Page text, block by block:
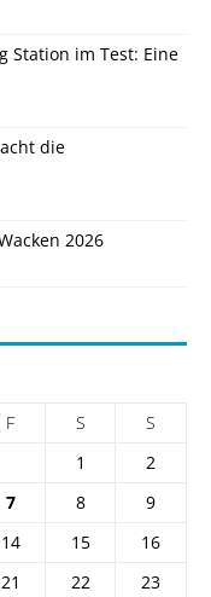
Station im Test: Eine
die
2026
F S
S
1
2
7 8
9
14 15
16
21 22 23